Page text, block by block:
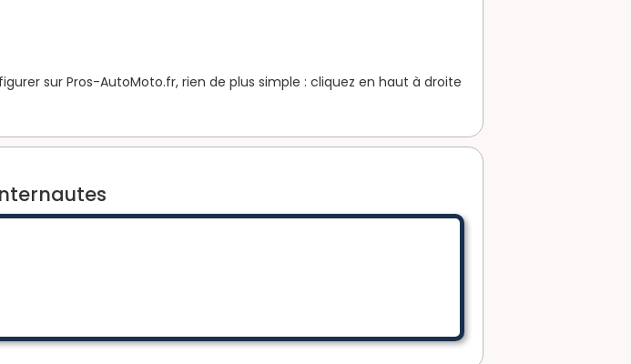
sur Pros-AutoMoto.fr, rien de plus simple : cliquez en haut à droite